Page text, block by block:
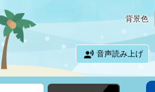
背景色
音声読み上げ